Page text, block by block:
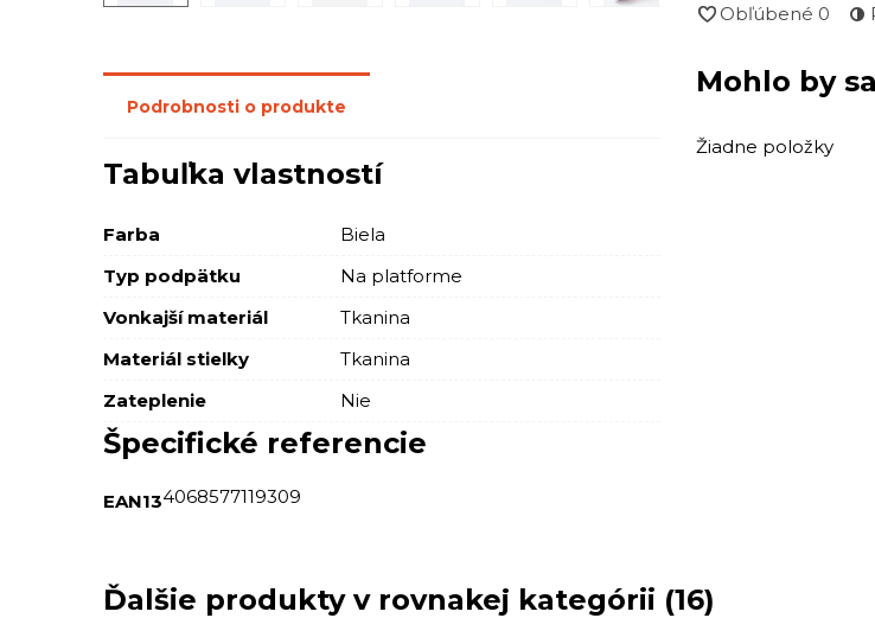
Obľúbené 0
Podrobnosti o produkte
Tabuľka vlastností
Farba
Biela
Typ podpätku
Na platforme
Vonkajší materiál
Tkanina
Materiál stielky
Tkanina
Zateplenie
Nie
Špecifické referencie
EAN134068577119309
Mohlo by
Žiadne položky
Ďalšie produkty v rovnakej kategórii (16)